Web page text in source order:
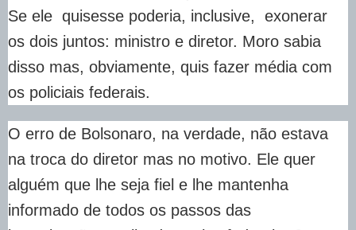
Se ele quisesse poderia, inclusive, exonerar
os dois juntos: ministro e diretor. Moro sabia
disso mas, obviamente, quis fazer média com
os policiais federais.
O erro de Bolsonaro, na verdade, não estava
na troca do diretor mas no motivo. Ele quer
alguém que lhe seja fiel e lhe mantenha
informado de todos os passos das